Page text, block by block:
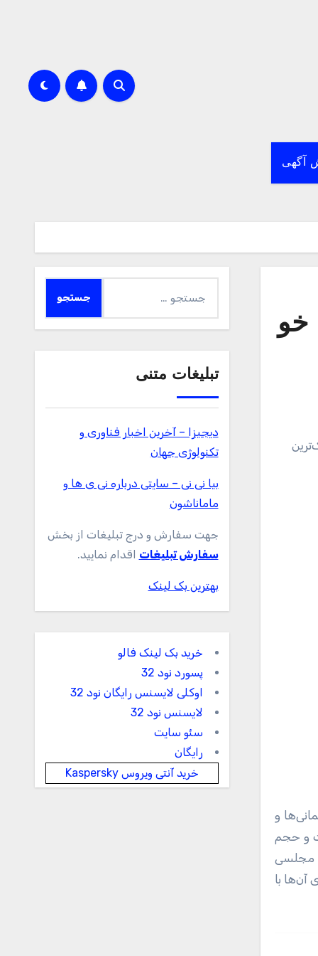
آگهی
خو
و
و حجم
مجلسی
آن‌ها با
برای:
تبلیغات متنی
دیجیزا – آخرین اخبار فناوری و
تکنولوژی جهان
بیا نی نی – سایتی درباره نی ی ها و
ماماناشون
جهت سفارش و درج تبلیغات از بخش
سفارش تبلیغات اقدام نمایید.
بهترین بک لینک
خرید بک لینک فالو
پسورد نود 32
اوکلی لایسنس رایگان نود 32
لایسنس نود 32
سئو سایت
رایگان
خرید آنتی ویروس Kaspersky